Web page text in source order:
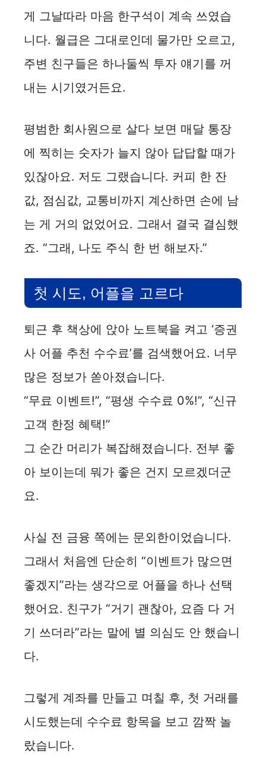
게 그날따라 마음 한구석이 계속 쓰였습
니다. 월급은 그대로인데 물가만 오르고,
주변 친구들은 하나둘씩 투자 얘기를 꺼
내는 시기였거든요.
평범한 회사원으로 살다 보면 매달 통장
에 찍히는 숫자가 늘지 않아 답답할 때가
있잖아요. 저도 그랬습니다. 커피 한 잔
값, 점심값, 교통비까지 계산하면 손에 남
는 게 거의 없었어요. 그래서 결국 결심했
죠. “그래, 나도 주식 한 번 해보자.”
첫 시도, 어플을 고르다
퇴근 후 책상에 앉아 노트북을 켜고 ‘증권
사 어플 추천 수수료’를 검색했어요. 너무
많은 정보가 쏟아졌습니다.
“무료 이벤트!”, “평생 수수료 0%!”, “신규
고객 한정 혜택!”
그 순간 머리가 복잡해졌습니다. 전부 좋
아 보이는데 뭐가 좋은 건지 모르겠더군
요.
사실 전 금융 쪽에는 문외한이었습니다.
그래서 처음엔 단순히 “이벤트가 많으면
좋겠지”라는 생각으로 어플을 하나 선택
했어요. 친구가 “거기 괜찮아, 요즘 다 거
기 쓰더라”라는 말에 별 의심도 안 했습니
다.
그렇게 계좌를 만들고 며칠 후, 첫 거래를
시도했는데 수수료 항목을 보고 깜짝 놀
랐습니다.